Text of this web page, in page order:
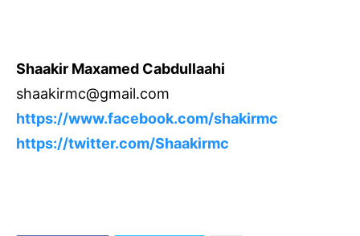
Shaakir Maxamed Cabdullaahi
shaakirmc@gmail.com
https://www.facebook.com/shakirmc
https://twitter.com/Shaakirmc